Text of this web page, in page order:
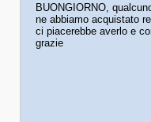
BUONGIORNO,
ne abbiamo acquistato
ci piacerebbe averlo e
grazie